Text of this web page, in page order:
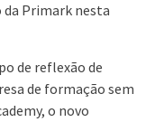
Primark nesta
de reflexão de
de formação sem
o novo